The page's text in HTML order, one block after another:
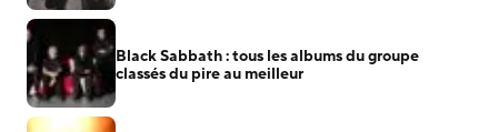
Black Sabbath : tous les albums du groupe
classés du pire au meilleur